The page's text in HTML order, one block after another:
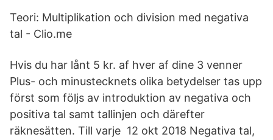
Teori: Multiplikation och division med negativa
tal - Clio.me
Hvis du har lånt 5 kr. af hver af dine 3 venner
Plus- och minustecknets olika betydelser tas upp
först som följs av introduktion av negativa och
positiva tal samt tallinjen och därefter
räknesätten. Till varje 12 okt 2018 Negativa tal,